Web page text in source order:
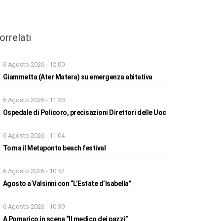
6 Agosto 2026 - 12:00
Giammetta (Ater Matera) su emergenza abitativa
6 Agosto 2026 - 11:28
Ospedale di Policoro, precisazioni Direttori delle Uoc
6 Agosto 2026 - 11:04
Torna il Metaponto beach festival
6 Agosto 2026 - 10:52
Agosto a Valsinni con “L’Estate d’Isabella”
6 Agosto 2026 - 10:39
A Pomarico in scena “Il medico dei pazzi”